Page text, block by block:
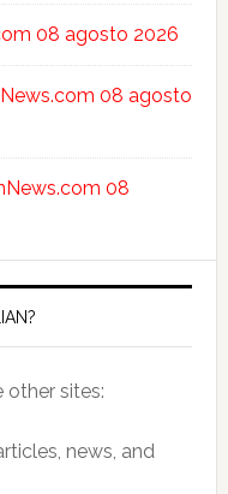
08 agosto 2026
08 agosto
08
other sites:
news, and